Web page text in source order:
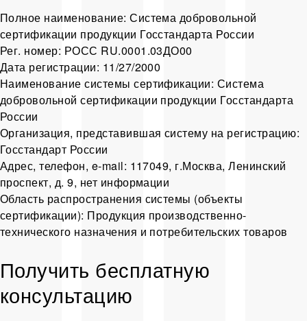
Полное наименование: Система добровольной
сертификации продукции Госстандарта России
Рег. номер: РОСС RU.0001.03ДО00
Дата регистрации: 11/27/2000
Наименование системы сертификации: Система
добровольной сертификации продукции Госстандарта
России
Организация, представившая систему на регистрацию:
Госстандарт России
Адрес, телефон, e-mail: 117049, г.Москва, Ленинский
проспект, д. 9, нет информации
Область распространения системы (объекты
сертификации): Продукция производственно-
технического назначения и потребительских товаров
Получить бесплатную
консультацию